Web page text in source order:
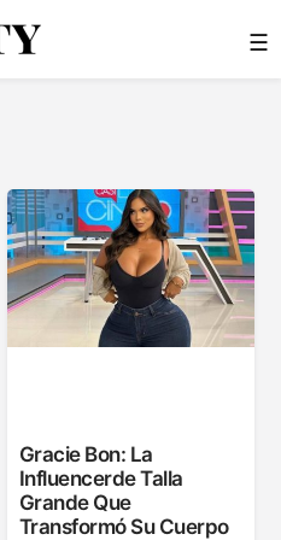
☰
Gracie Bon: La
Influencerde Talla
Grande Que
Transformó Su Cuerpo